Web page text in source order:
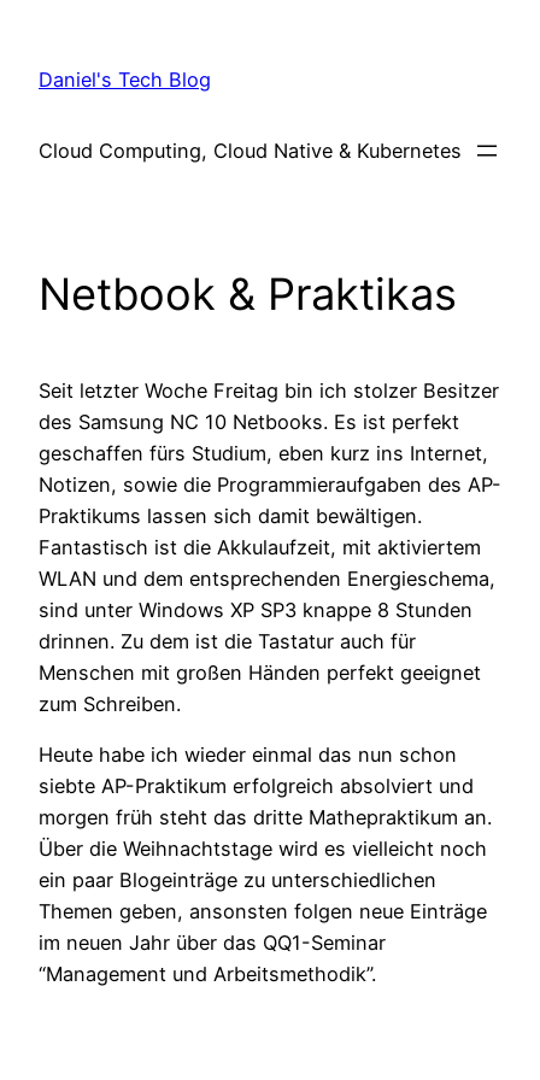
content
Daniel's Tech Blog
Cloud Computing, Cloud Native & Kubernetes
Netbook & Praktikas
Seit letzter Woche Freitag bin ich stolzer Besitzer
des Samsung NC 10 Netbooks. Es ist perfekt
geschaffen fürs Studium, eben kurz ins Internet,
Notizen, sowie die Programmieraufgaben des AP-
Praktikums lassen sich damit bewältigen.
Fantastisch ist die Akkulaufzeit, mit aktiviertem
WLAN und dem entsprechenden Energieschema,
sind unter Windows XP SP3 knappe 8 Stunden
drinnen. Zu dem ist die Tastatur auch für
Menschen mit großen Händen perfekt geeignet
zum Schreiben.
Heute habe ich wieder einmal das nun schon
siebte AP-Praktikum erfolgreich absolviert und
morgen früh steht das dritte Mathepraktikum an.
Über die Weihnachtstage wird es vielleicht noch
ein paar Blogeinträge zu unterschiedlichen
Themen geben, ansonsten folgen neue Einträge
im neuen Jahr über das QQ1-Seminar
“Management und Arbeitsmethodik”.